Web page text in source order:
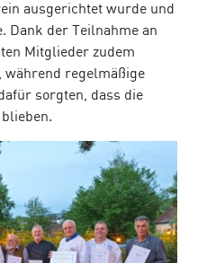
ausgerichtet wurde und
Dank der Teilnahme an
Mitglieder zudem
regelmäßige
sorgten, dass die